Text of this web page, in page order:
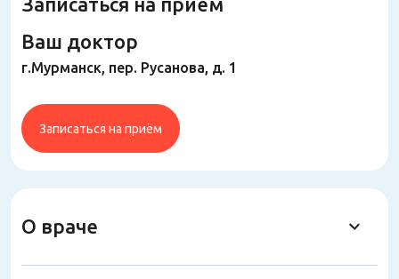
Ваш доктор
г.Мурманск, пер. Русанова, д. 1
Записаться на приём
О враче